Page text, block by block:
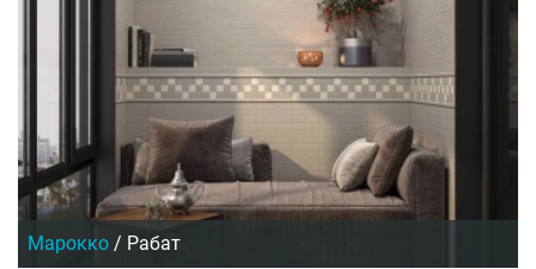
Марокко / Рабат